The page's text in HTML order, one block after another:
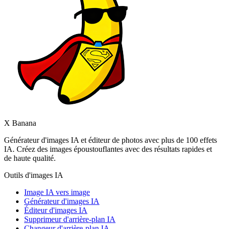
X Banana
Générateur d'images IA et éditeur de photos avec plus de 100 effets
IA. Créez des images époustouflantes avec des résultats rapides et
de haute qualité.
Outils d'images IA
Image IA vers image
Générateur d'images IA
Éditeur d'images IA
Supprimeur d'arrière-plan IA